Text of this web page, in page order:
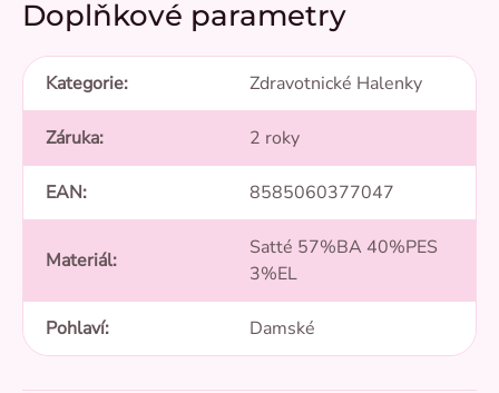
Doplňkové parametry
Kategorie: Zdravotnické Halenky
Záruka: 2 roky
EAN: 8585060377047
Materiál:
Satté 57%BA 40%PES
3%EL
Pohlaví: Damské